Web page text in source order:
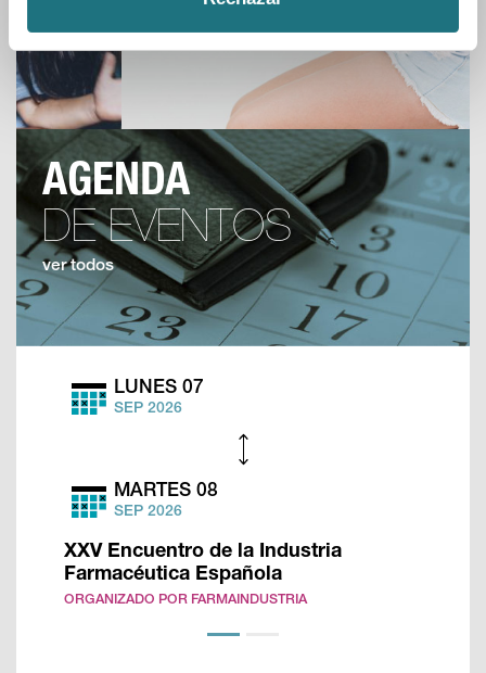
AGENDA
DE EVENTOS
ver todos
LUNES 07
SEP 2026
MARTES 08
SEP 2026
XXV Encuentro de la Industria
Farmacéutica Española
ORGANIZADO POR FARMAINDUSTRIA